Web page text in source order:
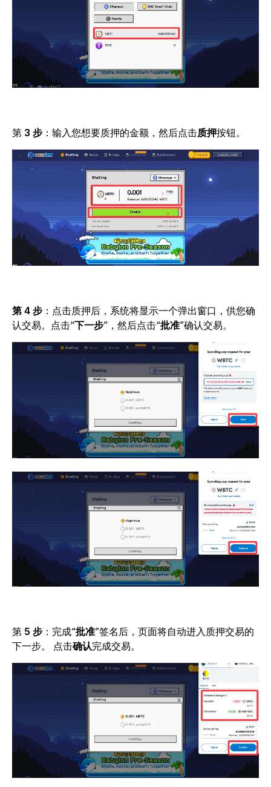
第 3 步 ： 输入您想要质押的金额，然后点击质押按钮。
第 4 步 ： 点击质押后，系统将显示一个弹出窗口，供您确
认交易。点击“下一步” ，然后点击“批准”确认交易。
第 5 步 ： 完成“批准”签名后 ，页面将自动进入质押交易的
下一步。
点击确认完成交易。